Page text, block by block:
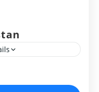
NEL LAGO
- Nukus -